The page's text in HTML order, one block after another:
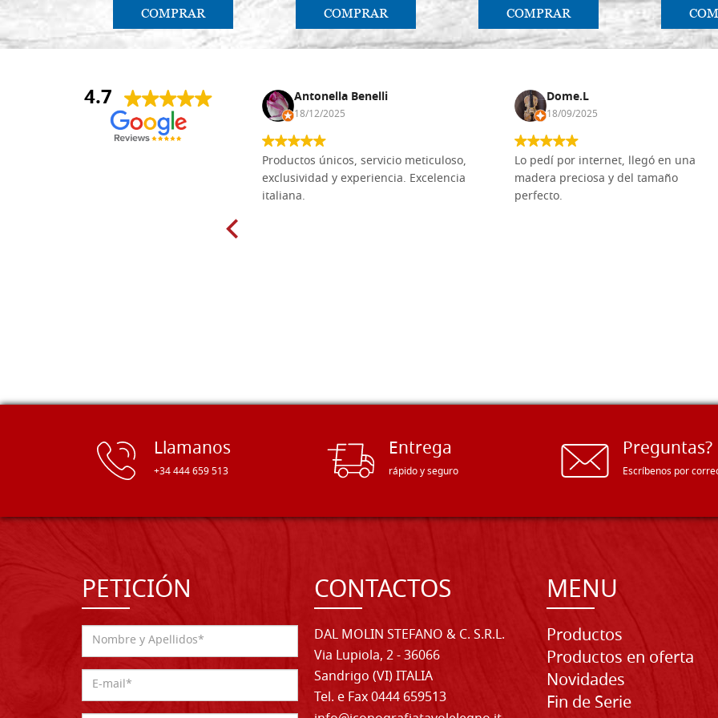
COMPRAR COMPRAR COMPRAR
4.7
Anna Maria Negri Antonella Benelli
18/12/2025
Productos únicos, servicio meticuloso,
exclusividad y experiencia. Excelencia
italiana.
Dome.L
18/09/2025
Lo pedí por internet, llegó en una
madera preciosa y del tamaño
perfecto.
Llamanos
+34 444 659 513
Entrega
rápido y seguro
Preguntas?
Escríbenos por
PETICIÓN CONTACTOS
DAL MOLIN STEFANO & C. S.R.L.
Via Lupiola, 2 - 36066
Sandrigo (VI) ITALIA
Tel. e Fax 0444 659513
MENU
Productos
Productos en oferta
Novidades
Fin de Serie